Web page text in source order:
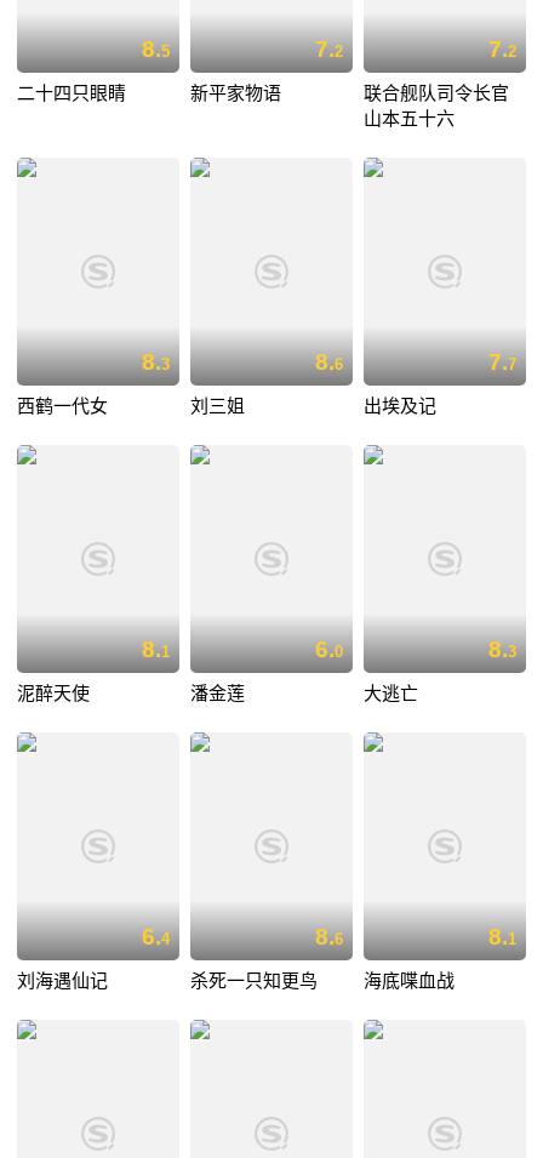
8.5
二十四只眼睛
7.2
新平家物语
7.2
联合舰队司令长官
山本五十六
8.3
西鹤一代女
8.6
刘三姐
7.7
出埃及记
8.1
泥醉天使
6.0
潘金莲
8.3
大逃亡
6.4
刘海遇仙记
8.6
杀死一只知更鸟
8.1
海底喋血战